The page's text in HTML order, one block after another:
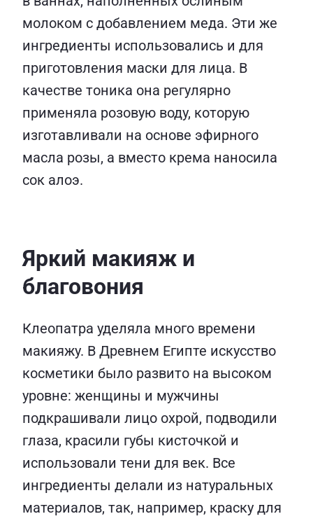
молоком с добавлением меда. Эти же
ингредиенты использовались и для
приготовления маски для лица. В
качестве тоника она регулярно
применяла розовую воду, которую
изготавливали на основе эфирного
масла розы, а вместо крема наносила
сок алоэ.
Яркий макияж и
благовония
Клеопатра уделяла много времени
макияжу. В Древнем Египте искусство
косметики было развито на высоком
уровне: женщины и мужчины
подкрашивали лицо охрой, подводили
глаза, красили губы кисточкой и
использовали тени для век. Все
ингредиенты делали из натуральных
материалов, так, например, краску для